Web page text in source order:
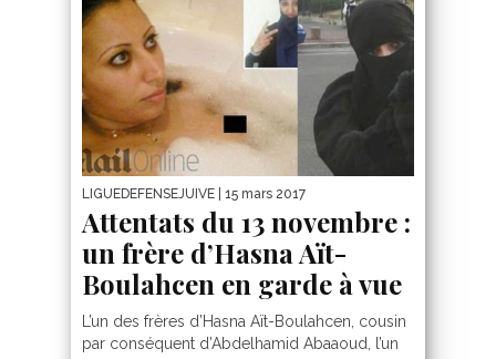
LIGUEDEFENSEJUIVE | 15 mars 2017
Attentats du 13 novembre :
un frère d’Hasna Aït-
Boulahcen en garde à vue
L’un des frères d’Hasna Aït-Boulahcen, cousin
par conséquent d’Abdelhamid Abaaoud, l’un